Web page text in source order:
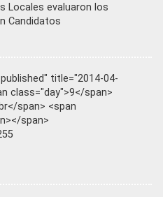
Locales evaluaron los
Candidatos
title="2014-04-
class="day">9</span>
span> <span
span>